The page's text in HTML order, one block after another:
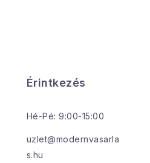
Érintkezés
Hé-Pé: 9:00-15:00
uzlet@modernvasarla
s.hu